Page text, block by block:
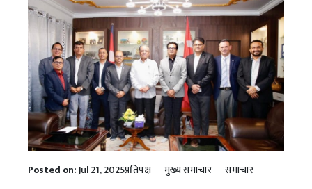
Posted on:Jul 21, 2025प्रतिपक्ष मुख्य समाचार समाचार